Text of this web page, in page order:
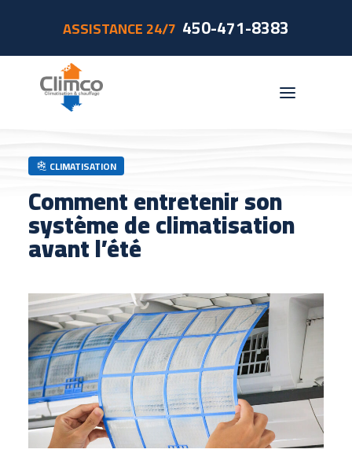
ASSISTANCE 24/7 450-471-8383
Résidentiel
Commercial
Accessoires
Foyerco
Subventions
Contact
SOUMISSION GRATUITE
CLIMATISATION
Comment entretenir son
système de climatisation
avant l’été